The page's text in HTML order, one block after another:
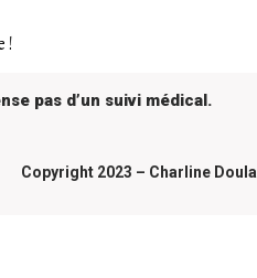
!
pas d’un suivi médical.
Copyright 2023 – Charline Doula